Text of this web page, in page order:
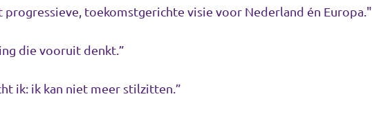
toekomstgerichte visie voor Nederland én Europa."
die vooruit denkt.”
ik: ik kan niet meer stilzitten.”